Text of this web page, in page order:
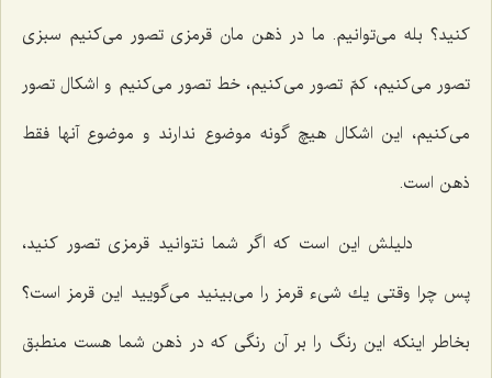
كنید؟ بله مى‌توانیم. ما در ذهن مان قرمزى تصور مى‌كنیم سبزى
تصور مى‌كنیم، كمّ تصور مى‌كنیم، خط تصور مى‌كنیم و اشكال تصور
مى‌كنیم، این اشكال هیچ گونه موضوع ندارند و موضوع آنها فقط
ذهن است.
دلیلش این است كه اگر شما نتوانید قرمزى تصور كنید،
پس چرا وقتى یك شیء قرمز را مى‌بینید مى‌گویید این قرمز است؟
بخاطر اینكه این رنگ را بر آن رنگى كه در ذهن شما هست منطبق